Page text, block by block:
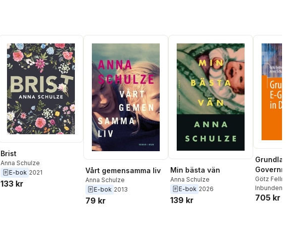
Jönsson
Erik Löfvendahl,Göran
Rosenberg,Niklas Schiöler
Kaj Schueler,Anna Schulze
Åsa Wintoft
Brist
Anna Schulze
E-bok 2021
133 kr
Vårt gemensamma liv
Anna Schulze
E-bok 2013
79 kr
Min bästa vän
Anna Schulze
E-bok 2026
139 kr
Grundlagen
Government
Deutschland
Götz Fellrath
Inbunden
705 kr